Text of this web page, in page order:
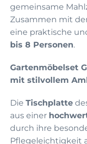
gemeinsame
Zusammen mit
eine praktische
bis 8 Personen.
Gartenmöbelset
mit stilvollem
Die Tischplatte
aus einer
durch ihre
Pflegeleichtigkeit